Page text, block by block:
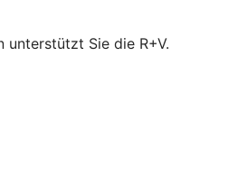
Sie die R+V.